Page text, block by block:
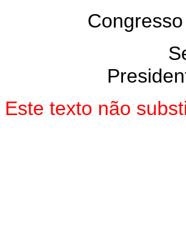
Este texto não